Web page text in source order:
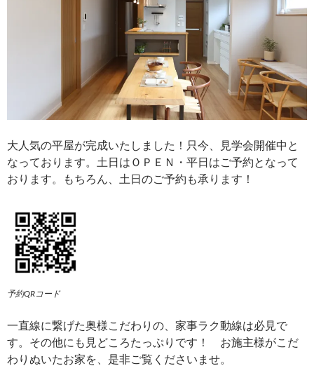
大人気の平屋が完成いたしました！只今、見学会開催中と
なっております。土日はＯＰＥＮ・平日はご予約となって
おります。もちろん、土日のご予約も承ります！
予約QRコード
一直線に繋げた奥様こだわりの、家事ラク動線は必見で
す。その他にも見どころたっぷりです！ お施主様がこだ
わりぬいたお家を、是非ご覧くださいませ。